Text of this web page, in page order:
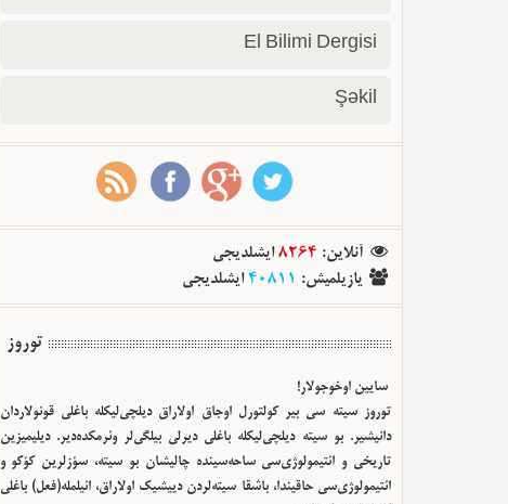
El Bilimi Dergisi
Şəkil
آنلاین:
8264ایشلدیجی
یازیلمیش:
40811ایشلدیجی
توروز
سایین اوخوجولار!
توروز سیته سی بیر کولتورل اوجاق اولا‌راق دیلچی‌لیکله باغلی قونولاردان
دانیشیر. بو سیته دیلچی‌لیکله باغلی دیرلی بیلگی‌لر وئرمکده‌دیر. دیلیمیزین
تاریخی و ائتیمولوژی‌سی ساحه‌سینده چالیشان بو سیته، سؤزلرین کؤکو و
ائتیمولوژی‌سی حاقیندا، باشقا سیته‌لردن دییشیک اولا‌راق، ائیلمله(فعل) باغلی